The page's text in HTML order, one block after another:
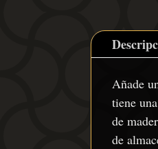
Añade
tiene
de
de